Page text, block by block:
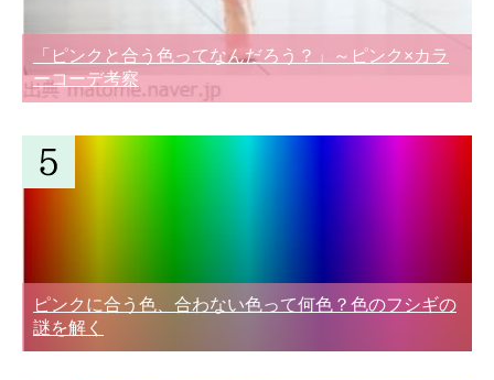
「ピンクと合う色ってなんだろう？」～ピンク×カラ
ーコーデ考察
ピンクに合う色、合わない色って何色？色のフシギの
謎を解く